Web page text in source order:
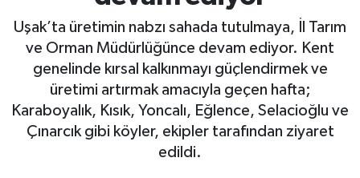
Uşak’ta üretimin nabzı sahada tutulmaya, İl Tarım
ve Orman Müdürlüğünce devam ediyor. Kent
genelinde kırsal kalkınmayı güçlendirmek ve
üretimi artırmak amacıyla geçen hafta;
Karaboyalık, Kısık, Yoncalı, Eğlence, Selacioğlu ve
Çınarcık gibi köyler, ekipler tarafından ziyaret
edildi.